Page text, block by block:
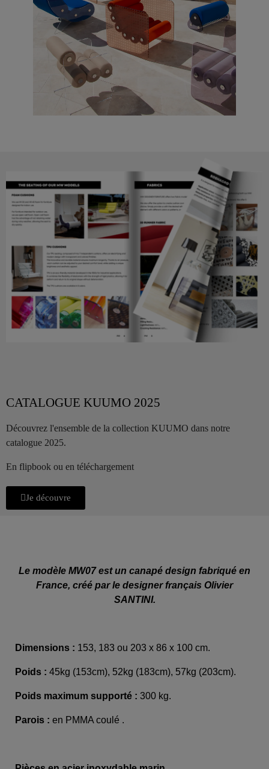
CATALOGUE KUUMO 2025
Découvrez l'ensemble de la collection KUUMO dans notre
catalogue 2025.
En flipbook ou en téléchargement
Je découvre
Le modèle MW07 est un canapé design fabriqué en
France, créé par le designer français Olivier
SANTINI.
Dimensions : 153, 183 ou 203 x 86 x 100 cm.
Poids : 45kg (153cm), 52kg (183cm), 57kg (203cm).
Poids maximum supporté : 300 kg.
Parois : en PMMA coulé .